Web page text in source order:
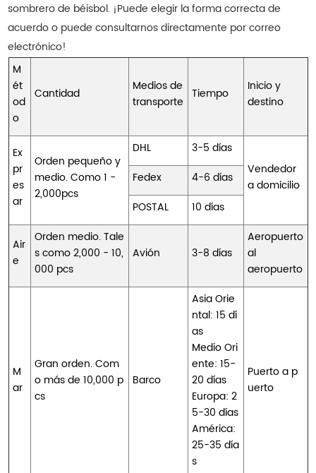
sombrero de béisbol. ¡Puede elegir la forma correcta de
acuerdo o puede consultarnos directamente por correo
electrónico!
M
ét
od
o
Cantidad
Medios de
transporte
Tiempo
Inicio y
destino
Ex
pr
es
ar
Orden pequeño y
medio. Como 1 -
2,000pcs
DHL
3-5 días
Vendedor
a domicilio
Fedex
4-6 días
POSTAL
10 días
Air
e
Orden medio. Tale
s como 2,000 - 10,
000 pcs
Avión 3-8 días
Aeropuerto
al
aeropuerto
M
ar
Gran orden. Com
o más de 10,000 p
cs
Barco
Asia Orie
ntal: 15 dí
as
Medio Ori
ente: 15-
20 días
Europa: 2
5-30 días
América:
25-35 día
s
Puerto a p
uerto